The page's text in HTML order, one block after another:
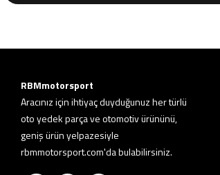
RBMmotorsport
Aracınız için ihtiyaç duyduğunuz her türlü
oto yedek parça ve otomotiv ürününü,
geniş ürün yelpazesiyle
rbmmotorsport.com'da bulabilirsiniz.